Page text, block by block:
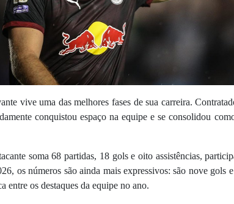
vive uma das melhores fases de sua carreira.
conquistou espaço na equipe e se consolidou
soma 68 partidas, 18 gols e oito assistências,
os números são ainda mais expressivos: são nove gols
entre os destaques da equipe no ano.